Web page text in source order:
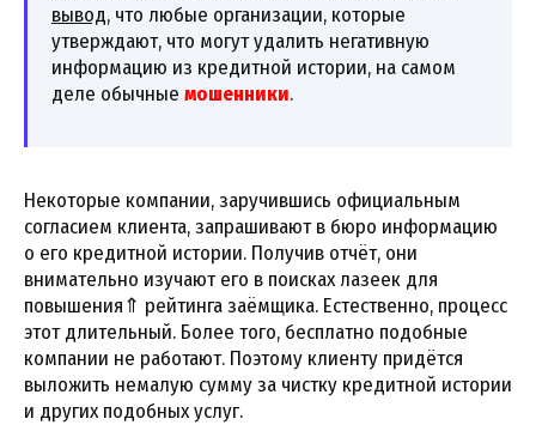
вывод, что любые организации, которые
утверждают, что могут удалить негативную
информацию из кредитной истории, на самом
деле обычные мошенники.
Некоторые компании, заручившись официальным
согласием клиента, запрашивают в бюро информацию
о его кредитной истории. Получив отчёт, они
внимательно изучают его в поисках лазеек для
повышения⇑ рейтинга заёмщика. Естественно, процесс
этот длительный. Более того, бесплатно подобные
компании не работают. Поэтому клиенту придётся
выложить немалую сумму за чистку кредитной истории
и других подобных услуг.